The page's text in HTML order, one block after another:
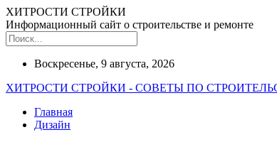
ХИТРОСТИ СТРОЙКИ
Информационный сайт о строительстве и ремонте
Воскресенье, 9 августа, 2026
ХИТРОСТИ СТРОЙКИ - СОВЕТЫ ПО
Главная
Дизайн